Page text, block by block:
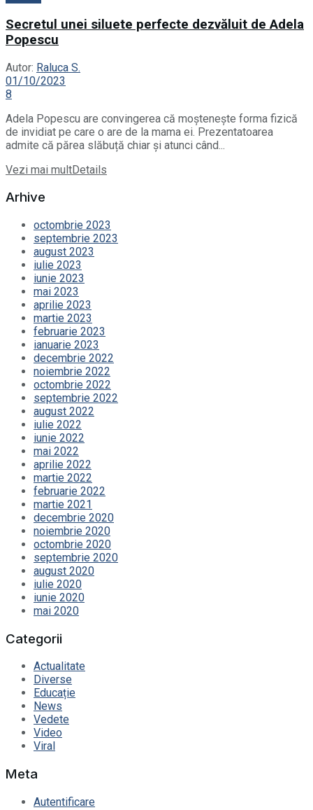
Secretul unei siluete perfecte dezvăluit de Adela
Popescu
Autor: Raluca S.
01/10/2023
8
Adela Popescu are convingerea că moștenește forma fizică
de invidiat pe care o are de la mama ei. Prezentatoarea
admite că părea slăbuță chiar și atunci când...
Vezi mai multDetails
Arhive
octombrie 2023
septembrie 2023
august 2023
iulie 2023
iunie 2023
mai 2023
aprilie 2023
martie 2023
februarie 2023
ianuarie 2023
decembrie 2022
noiembrie 2022
octombrie 2022
septembrie 2022
august 2022
iulie 2022
iunie 2022
mai 2022
aprilie 2022
martie 2022
februarie 2022
martie 2021
decembrie 2020
noiembrie 2020
octombrie 2020
septembrie 2020
august 2020
iulie 2020
iunie 2020
mai 2020
Categorii
Actualitate
Diverse
Educație
News
Vedete
Video
Viral
Meta
Autentificare